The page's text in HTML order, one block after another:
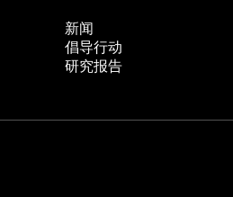
新闻
倡导行动
研究报告